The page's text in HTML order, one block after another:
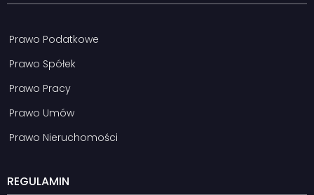
Prawo Podatkowe
Prawo Spółek
Prawo Pracy
Prawo Umów
Prawo Nieruchomości
REGULAMIN